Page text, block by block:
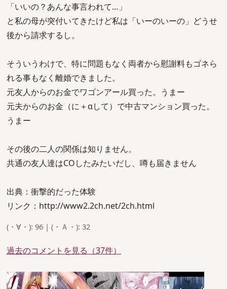
「いいの？あんな事言われて…」
と私の母が突付いてきたけど私は「いーのいーの」どうせ
後から請求するし。
そういうわけで、特に問題もなく両者から慰謝料もゴネら
れる事もなく離婚できました。
元友人からのお金でワゴンアール買った。うまー
元夫からのお金（に＋αして）で中古マンション買った。
うまー
その後の二人の関係は知りません。
共通の友人達はCOしたみたいだし、噂も届きません
出典：衝撃的だった体験
リンク：http://www2.2ch.net/2ch.html
(・∀・): 96 | (・Ａ・): 32
過去のコメントを見る（37件）